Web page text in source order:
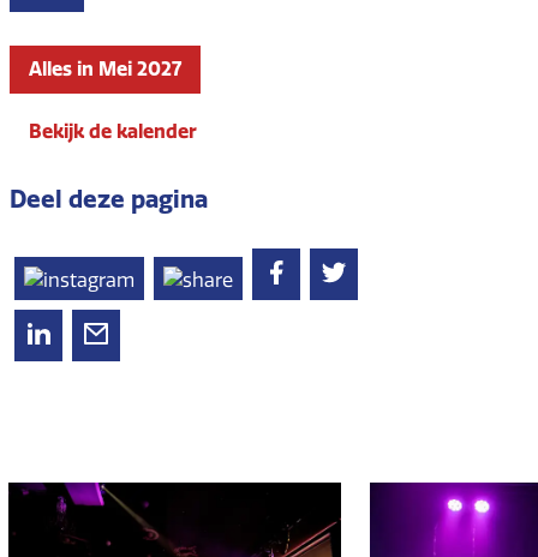
Alles in Mei 2027
Bekijk de kalender
Deel deze pagina